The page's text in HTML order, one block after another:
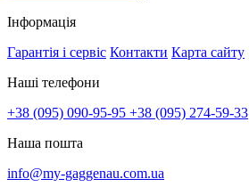
Інформація
Гарантія і сервіс Контакти Карта сайту
Наші телефони
+38 (095) 090-95-95 +38 (095) 274-59-33
Наша пошта
info@my-gaggenau.com.ua